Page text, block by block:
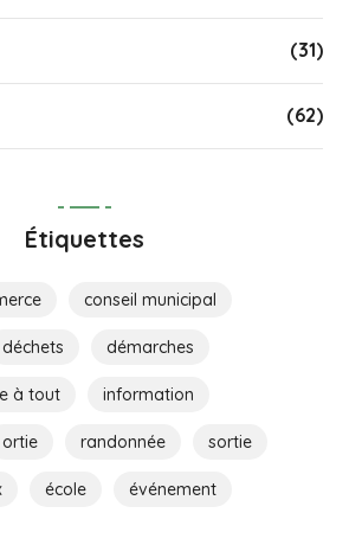
(31)
(62)
Étiquettes
conseil municipal
déchets démarches
à tout information
ortie randonnée sortie
école événement